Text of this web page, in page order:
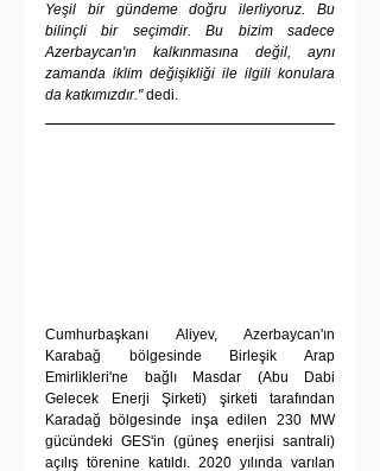
Yeşil bir gündeme doğru ilerliyoruz. Bu
bilinçli bir seçimdir. Bu bizim sadece
Azerbaycan'ın kalkınmasına değil, aynı
zamanda iklim değişikliği ile ilgili konulara
da katkımızdır." dedi.
Cumhurbaşkanı Aliyev, Azerbaycan'ın
Karabağ bölgesinde Birleşik Arap
Emirlikleri'ne bağlı Masdar (Abu Dabi
Gelecek Enerji Şirketi) şirketi tarafından
Karadağ bölgesinde inşa edilen 230 MW
gücündeki GES'in (güneş enerjisi santrali)
açılış törenine katıldı. 2020 yılında varılan